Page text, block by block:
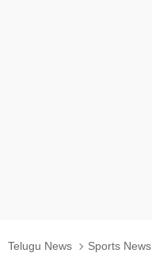
Telugu News Sports News